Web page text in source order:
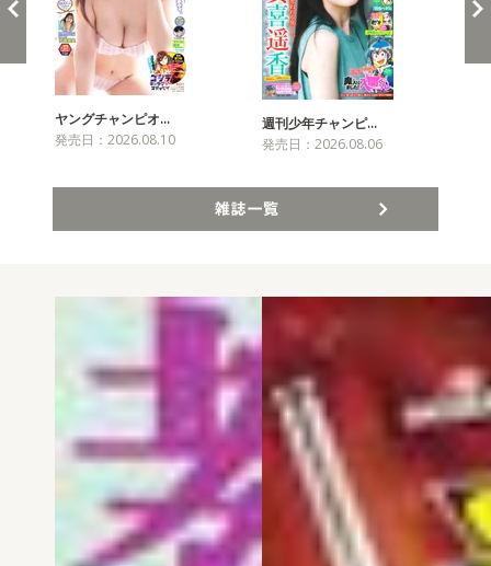
ヤングチャンピオ…
発売日：2026.08.10
週刊少年チャンピ…
発売日：2026.08.06